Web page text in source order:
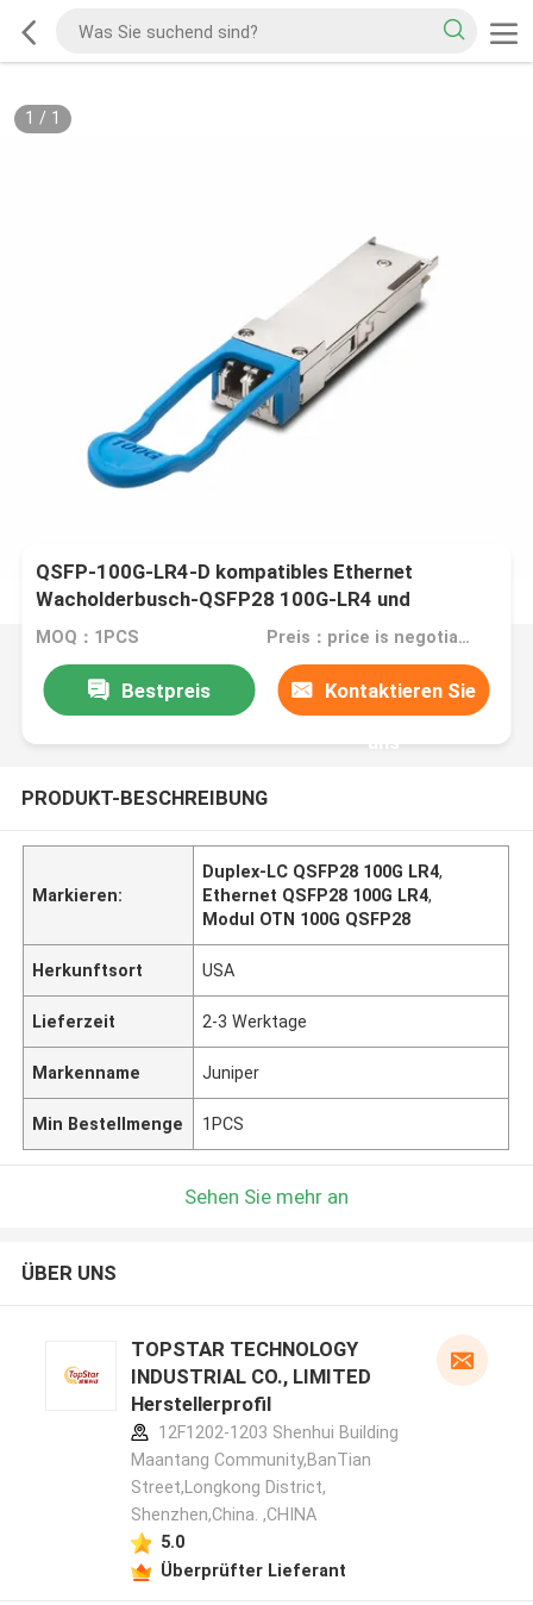
1 / 1
QSFP-100G-LR4-D kompatibles Ethernet
Wacholderbusch-QSFP28 100G-LR4 und
optisches Modul OTN
MOQ：1PCS Preis：price is negotiable
Bestpreis Kontaktieren Sie
uns
PRODUKT-BESCHREIBUNG
Markieren:
Duplex-LC QSFP28 100G LR4,
Ethernet QSFP28 100G LR4,
Modul OTN 100G QSFP28
Herkunftsort USA
Lieferzeit 2-3 Werktage
Markenname Juniper
Min Bestellmenge 1PCS
Sehen Sie mehr an
ÜBER UNS
TOPSTAR TECHNOLOGY
INDUSTRIAL CO., LIMITED
Herstellerprofil
12F1202-1203 Shenhui Building
Maantang Community,BanTian
Street,Longkong District,
Shenzhen,China. ,CHINA
5.0
Überprüfter Lieferant